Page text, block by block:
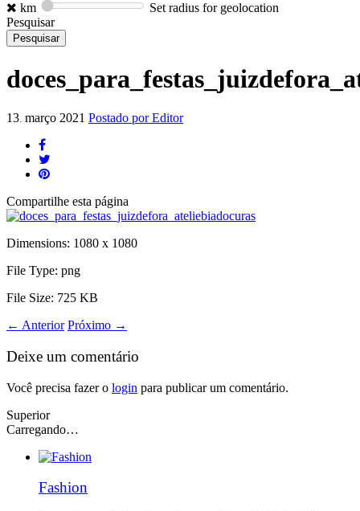
km
Set radius for geolocation
Pesquisar
13. março 2021 Postado porEditor
Compartilhe esta página
Dimensions: 1080 x 1080
File Type: png
File Size: 725 KB
← Anterior Próximo →
Deixe um comentário
Você precisa fazer o login para publicar um comentário.
Superior
Carregando…
Fashion